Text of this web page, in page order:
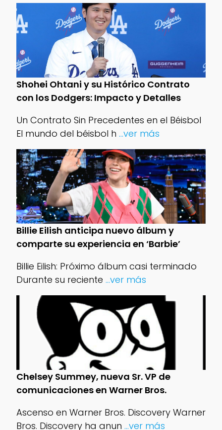
Shohei Ohtani y su Histórico Contrato
con los Dodgers: Impacto y Detalles
Un Contrato Sin Precedentes en el Béisbol
El mundo del béisbol h ...ver más
Billie Eilish anticipa nuevo álbum y
comparte su experiencia en ‘Barbie’
Billie Eilish: Próximo álbum casi terminado
Durante su reciente ...ver más
Chelsey Summey, nueva Sr. VP de
comunicaciones en Warner Bros.
Ascenso en Warner Bros. Discovery Warner
Bros. Discovery ha anun ...ver más